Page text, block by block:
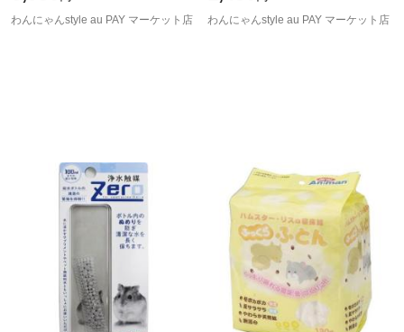
わんにゃんstyle au PAY マーケット店 わんにゃんstyle au PAY マーケット店